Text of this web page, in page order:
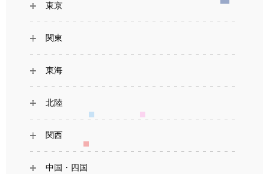
東京
関東
東海
北陸
関西
中国・四国